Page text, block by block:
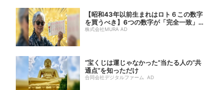
【昭和43年以前生まれはロト６この数字
を買うべき】6つの数字が「完全一致」す
る方...
株式会社MURA AD
“宝くじは運じゃなかった”当たる人の“共
通点”を知っただけ
合同会社デジタルファーム AD